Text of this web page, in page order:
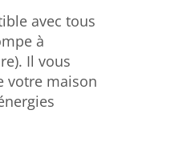
avec tous
à
Il vous
votre maison